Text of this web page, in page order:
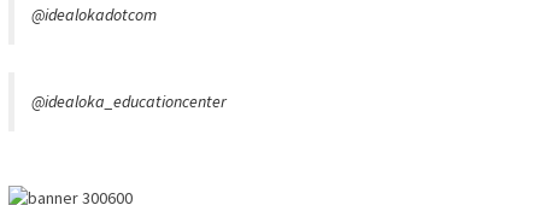
@idealokadotcom
@idealoka_educationcenter